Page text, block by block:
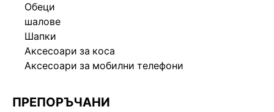
Обеци
шалове
Шапки
Аксесоари за коса
Аксесоари за мобилни телефони
ПРЕПОРЪЧАНИ